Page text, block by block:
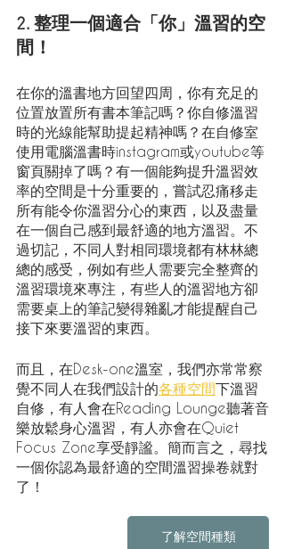
2. 整理一個適合「你」溫習的空
間！
在你的溫書地方回望四周，你有充足的
位置放置所有書本筆記嗎？你自修溫習
時的光線能幫助提起精神嗎？在自修室
使用電腦溫書時instagram或youtube等
窗頁關掉了嗎？有一個能夠提升溫習效
率的空間是十分重要的，嘗試忍痛移走
所有能令你溫習分心的東西，以及盡量
在一個自己感到最舒適的地方溫習。不
過切記，不同人對相同環境都有林林總
總的感受，例如有些人需要完全整齊的
溫習環境來專注，有些人的溫習地方卻
需要桌上的筆記變得雜亂才能提醒自己
接下來要溫習的東西。
而且，在Desk-one溫室，我們亦常常察
覺不同人在我們設計的各種空間下溫習
自修，有人會在Reading Lounge聽著音
樂放鬆身心溫習，有人亦會在Quiet
Focus Zone享受靜謐。簡而言之，尋找
一個你認為最舒適的空間溫習操卷就對
了！
了解空間種類